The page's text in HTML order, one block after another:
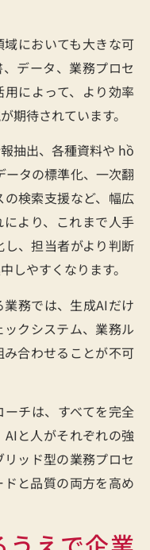
においても大きな可
データ、業務プロセ
によって、より効率
期待されています。
抽出、各種資料や hồ
タの標準化、一次翻
検索支援など、幅広
より、これまで人手
、担当者がより判断
しやすくなります。
務では、生成AIだけ
クシステム、業務ル
合わせることが不可
チは、すべてを完全
と人がそれぞれの強
ッド型の業務プロセ
と品質の両方を高め